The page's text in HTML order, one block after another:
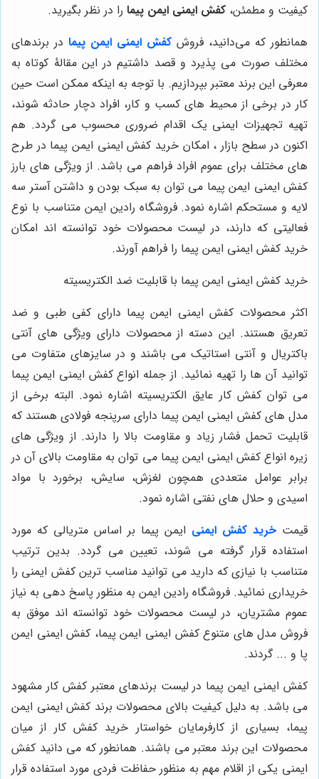
کیفیت و مطمئن، کفش ایمنی ایمن پیما را در نظر بگیرید.
همانطور که می‌دانید، فروش کفش ایمنی ایمن پیما در برندهای
مختلف صورت می پذیرد و قصد داشتیم در این مقالۀ کوتاه به
معرفی این برند معتبر بپردازیم. با توجه به اینکه ممکن است حین
کار در برخی از محیط های کسب و کار، افراد دچار حادثه شوند،
تهیه تجهیزات ایمنی یک اقدام ضروری محسوب می گردد. هم
اکنون در سطح بازار ، امکان خرید کفش ایمنی ایمن پیما در طرح
های مختلف برای عموم افراد فراهم می باشد. از ویژگی های بارز
کفش ایمنی ایمن پیما می توان به سبک بودن و داشتن آستر سه
لایه و مستحکم اشاره نمود. فروشگاه رادین ایمن متناسب با نوع
فعالیتی که دارند، در لیست محصولات خود توانسته اند امکان
خرید کفش ایمنی ایمن پیما را فراهم آورند.
خرید کفش ایمنی ایمن پیما با قابلیت ضد الکتریسیته
اکثر محصولات کفش ایمنی ایمن پیما دارای کفی طبی و ضد
تعریق هستند. این دسته از محصولات دارای ویژگی های آنتی
باکتریال و آنتی استاتیک می باشند و در سایزهای متفاوت می
توانید آن ها را تهیه نمائید. از جمله انواع کفش ایمنی ایمن پیما
می توان کفش کار عایق الکتریسیته اشاره نمود. البته برخی از
مدل های کفش ایمنی ایمن پیما دارای سرپنجه فولادی هستند که
قابلیت تحمل فشار زیاد و مقاومت بالا را دارند. از ویژگی های
زیره انواع کفش ایمنی ایمن پیما می توان به مقاومت بالای آن در
برابر عوامل متعددی همچون لغزش، سایش، برخورد با مواد
اسیدی و حلال های نفتی اشاره نمود.
قیمت خرید کفش ایمنی ایمن پیما بر اساس متریالی که مورد
استفاده قرار گرفته می شوند، تعیین می گردد. بدین ترتیب
متناسب با نیازی که دارید می توانید مناسب ترین کفش ایمنی را
خریداری نمائید. فروشگاه رادین ایمن به منظور پاسخ دهی به نیاز
عموم مشتریان، در لیست محصولات خود توانسته اند موفق به
فروش مدل های متنوع کفش ایمنی ایمن پیما، کفش ایمنی ایمن
پا و ... گردند.
کفش ایمنی ایمن پیما در لیست برندهای معتبر کفش کار مشهود
می باشد. به دلیل کیفیت بالای محصولات برند کفش ایمنی ایمن
پیما، بسیاری از کارفرمایان خواستار خرید کفش کار از میان
محصولات این برند معتبر می باشند. همانطور که می دانید کفش
ایمنی یکی از اقلام مهم به منظور حفاظت فردی مورد استفاده قرار